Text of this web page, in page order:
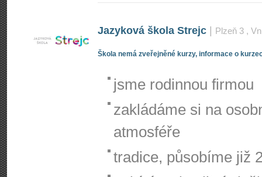
Jazyková škola Strejc Plzeň 3 ,
Škola nemá zveřejněné kurzy, informace o
jsme rodinnou firmou
zakládáme si na
atmosféře
tradice, působíme již